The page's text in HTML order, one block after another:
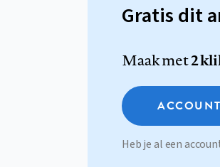
Gratis dit
Maak met2
Heb je al een